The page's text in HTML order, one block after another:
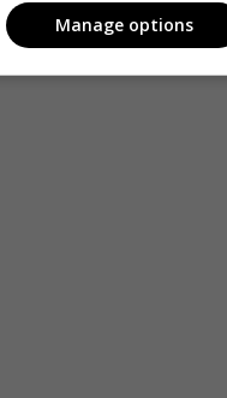
Manage options